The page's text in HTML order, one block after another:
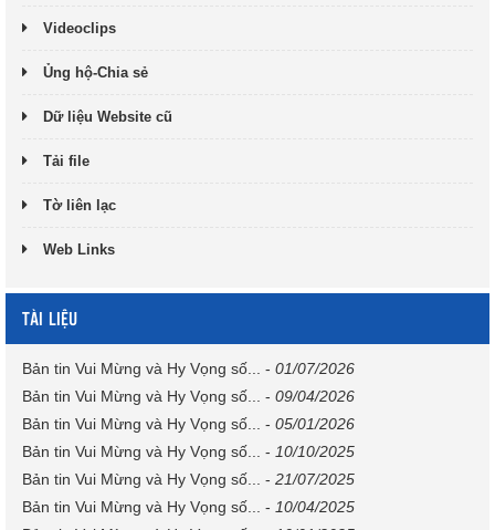
Videoclips
Ủng hộ-Chia sẻ
Dữ liệu Website cũ
Tải file
Tờ liên lạc
Web Links
TÀI LIỆU
Bản tin Vui Mừng và Hy Vọng số... - 01/07/2026
Bản tin Vui Mừng và Hy Vọng số...
- 09/04/2026
Bản tin Vui Mừng và Hy Vọng số...
- 05/01/2026
Bản tin Vui Mừng và Hy Vọng số...
- 10/10/2025
Bản tin Vui Mừng và Hy Vọng số...
- 21/07/2025
Bản tin Vui Mừng và Hy Vọng số...
- 10/04/2025